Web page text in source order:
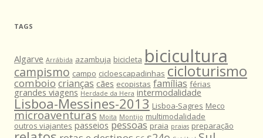
TAGS
Algarve Arrábida azambuja bicicleta bicicultura
campismo campo cicloescapadinhas cicloturismo
comboio crianças cães ecopistas famílias férias
grandes viagens Herdade da Hera intermodalidade
Lisboa-Messines-2013 Lisboa-Sagres Meco
microaventuras Moita Montijo multimodalidade
outros viajantes passeios pessoas praia praias preparação